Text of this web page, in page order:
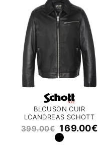
BLOUSON CUIR
LCANDREAS SCHOTT
399.00€ 169.00€